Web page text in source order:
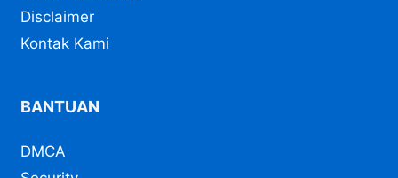
Disclaimer
Kontak Kami
BANTUAN
DMCA